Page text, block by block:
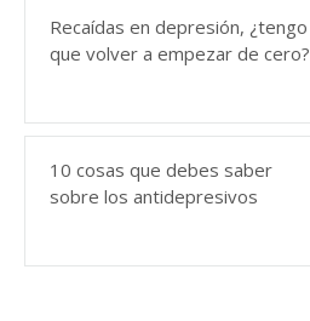
Recaídas en depresión, ¿tengo
que volver a empezar de cero?
10 cosas que debes saber
sobre los antidepresivos